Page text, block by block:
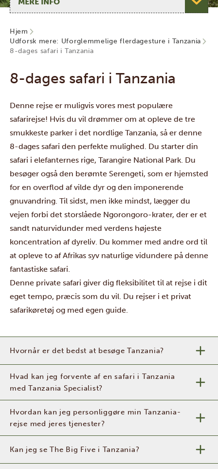
Hjem
Udforsk mere: Uforglemmelige flerdagesture i Tanzania
8-dages safari i Tanzania
8-dages safari i Tanzania
Denne rejse er muligvis vores mest populære
safarirejse! Hvis du vil drømmer om at opleve de tre
smukkeste parker i det nordlige Tanzania, så er denne
8-dages safari den perfekte mulighed. Du starter din
safari i elefanternes rige, Tarangire National Park. Du
besøger også den berømte Serengeti, som er hjemsted
for en overflod af vilde dyr og den imponerende
gnuvandring. Til sidst, men ikke mindst, lægger du
vejen forbi det storslåede Ngorongoro-krater, der er et
sandt naturvidunder med verdens højeste
koncentration af dyreliv. Du kommer med andre ord til
at opleve to af Afrikas syv naturlige vidundere på denne
fantastiske safari.
Denne private safari giver dig fleksibilitet til at rejse i dit
eget tempo, præcis som du vil. Du rejser i et privat
safarikøretøj og med egen guide.
Hvornår er det bedst at besøge Tanzania?
Hvad kan jeg forvente af en safari i Tanzania
med Tanzania Specialist?
Hvordan kan jeg personliggøre min Tanzania-
rejse med jeres tjenester?
Kan jeg se The Big Five i Tanzania?